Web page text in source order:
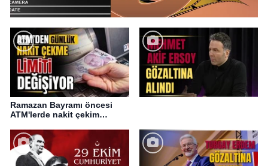
Ramazan Bayramı öncesi
ATM'lerde nakit çekim